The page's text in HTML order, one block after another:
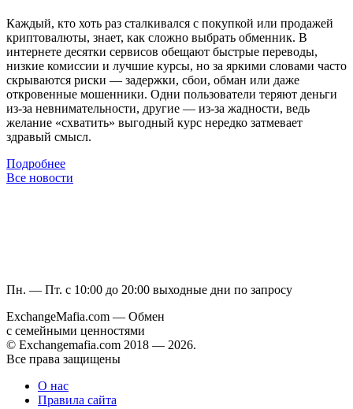
Каждый, кто хоть раз сталкивался с покупкой или продажей
криптовалюты, знает, как сложно выбрать обменник. В
интернете десятки сервисов обещают быстрые переводы,
низкие комиссии и лучшие курсы, но за яркими словами часто
скрываются риски — задержки, сбои, обман или даже
откровенные мошенники. Одни пользователи теряют деньги
из-за невнимательности, другие — из-за жадности, ведь
желание «схватить» выгодный курс нередко затмевает
здравый смысл.
Подробнее
Все новости
Пн. — Пт. с 10:00 до 20:00 выходные дни по запросу
ExchangeMafia.com — Обмен
с семейными ценностями
© Exchangemafia.com 2018 — 2026.
Все права защищены
О нас
Правила сайта